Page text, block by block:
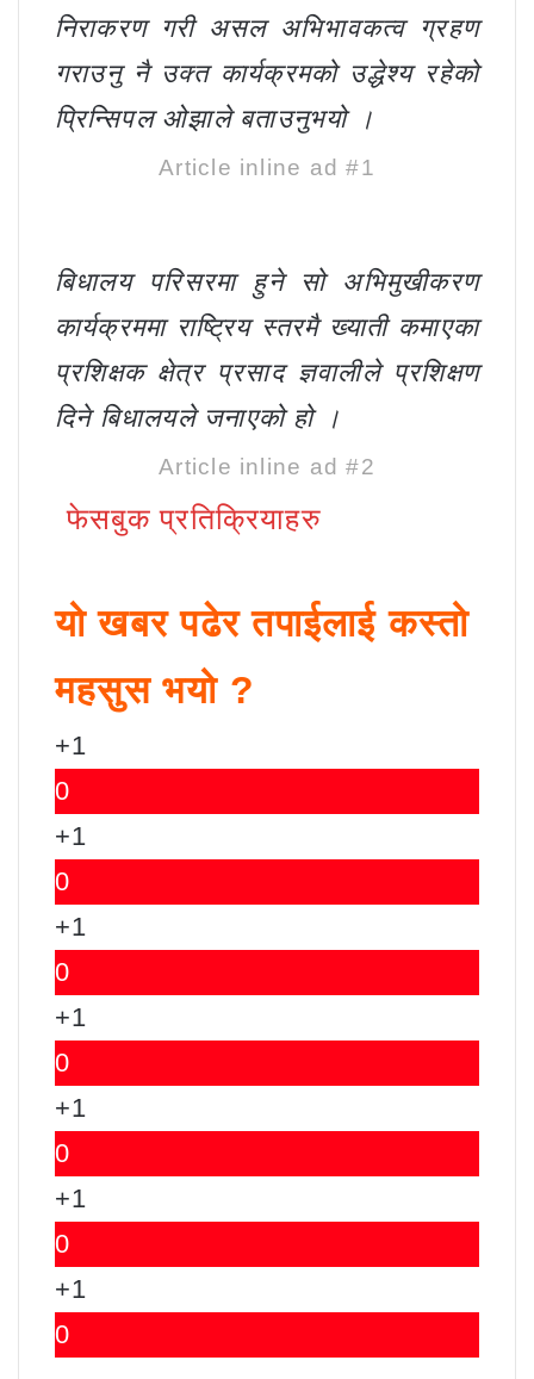
निराकरण गरी असल अभिभावकत्व ग्रहण
गराउनु नै उक्त कार्यक्रमको उद्धेश्य रहेको
प्रिन्सिपल ओझाले बताउनुभयो ।
Article inline ad #1
बिधालय परिसरमा हुने सो अभिमुखीकरण
कार्यक्रममा राष्ट्रिय स्तरमै ख्याती कमाएका
प्रशिक्षक क्षेत्र प्रसाद ज्ञवालीले प्रशिक्षण
दिने बिधालयले जनाएको हो ।
Article inline ad #2
फेसबुक प्रतिक्रियाहरु
यो खबर पढेर तपाईलाई कस्तो
महसुस भयो ?
+1
0
+1
0
+1
0
+1
0
+1
0
+1
0
+1
0